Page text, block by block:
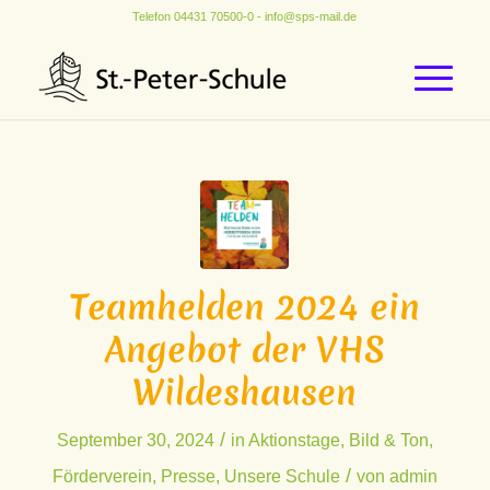
Telefon04431 70500-0 -info@sps-mail.de
Teamhelden 2024 ein
Angebot der VHS
Wildeshausen
September 30, 2024 / in Aktionstage, Bild & Ton,
Förderverein, Presse, Unsere Schule / von admin